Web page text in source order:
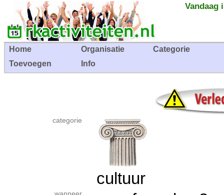
Vandaag
Home Organisatie
Categorie
Toevoegen
Info
categorie
cultuur